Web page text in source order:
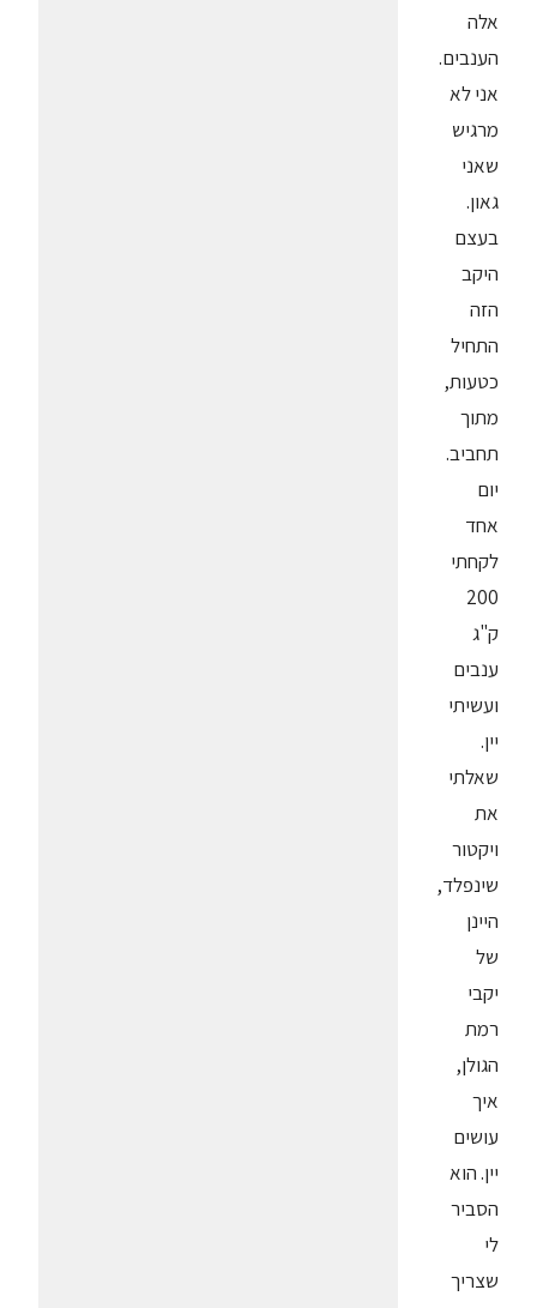
אלה
הענבים.
אני לא
מרגיש
שאני
גאון.
בעצם
היקב
הזה
התחיל
כטעות,
מתוך
תחביב.
יום
אחד
לקחתי
200
ק"ג
ענבים
ועשיתי
יין.
שאלתי
את
ויקטור
שינפלד,
היינן
של
יקבי
רמת
הגולן,
איך
עושים
יין. הוא
הסביר
לי
שצריך